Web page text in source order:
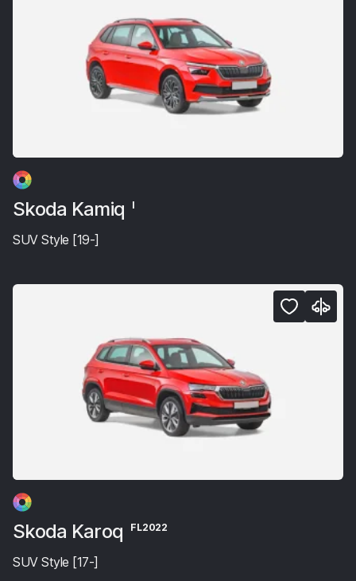
Skoda Kamiq I
SUV Style [19-]
Skoda Karoq FL2022
SUV Style [17-]